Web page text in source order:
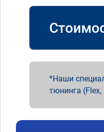
Наши
тюнинга (Flex,